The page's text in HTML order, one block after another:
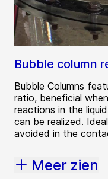
Bubble column
Bubble Columns
ratio, beneficial
reactions in the
can be realized.
avoided in the
Meer zien